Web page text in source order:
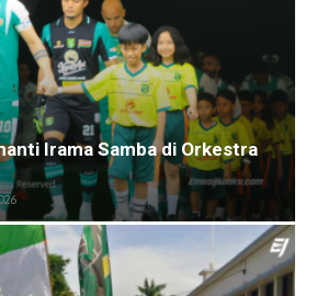
Irama Samba di Orkestra